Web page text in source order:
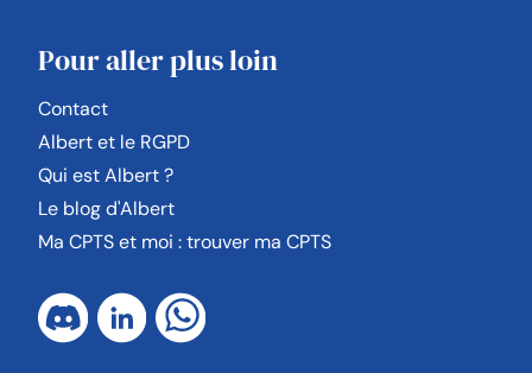
Pour aller plus loin
Contact
Albert et le RGPD
Qui est Albert ?
Le blog d'Albert
Ma CPTS et moi : trouver ma CPTS